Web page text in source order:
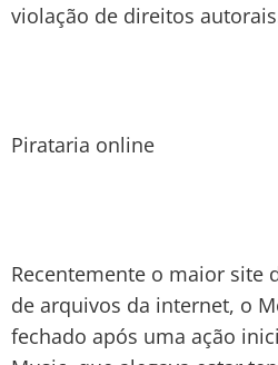
violação de direitos
Pirataria online
Recentemente o maior site
de arquivos da internet, o
fechado após uma ação